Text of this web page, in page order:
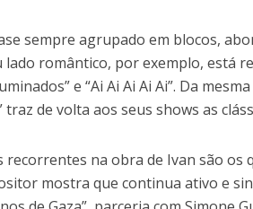
sempre agrupado em blocos,
lado romântico, por exemplo, está
e “Ai Ai Ai Ai Ai”. Da
de volta aos seus shows as
recorrentes na obra de Ivan são os
mostra que continua ativo e